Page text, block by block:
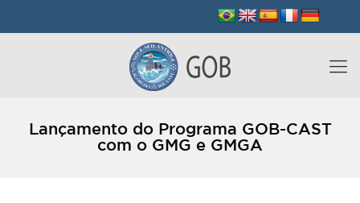
Lançamento do Programa GOB-CAST
com o GMG e GMGA